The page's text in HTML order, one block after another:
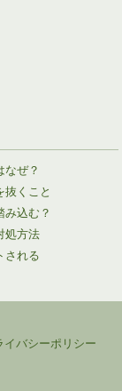
なぜ？
くこと
込む？
処方法
される
イバシーポリシー